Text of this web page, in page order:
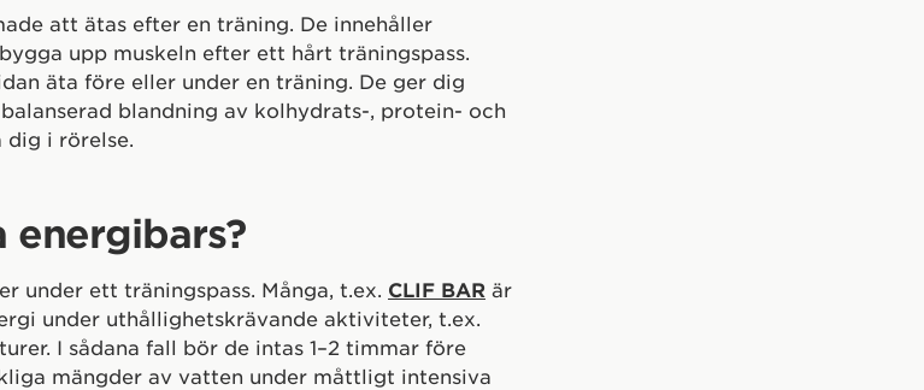
att ätas efter en träning. De innehåller
upp muskeln efter ett hårt träningspass.
äta före eller under en träning. De ger dig
blandning av kolhydrats-, protein- och
i rörelse.
energibars?
under ett träningspass. Många, t.ex. CLIF BAR är
under uthållighetskrävande aktiviteter, t.ex.
I sådana fall bör de intas 1–2 timmar före
mängder av vatten under måttligt intensiva